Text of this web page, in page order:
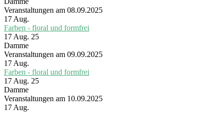
Veranstaltungen am 08.09.2025
17 Aug.
Farben - floral und formfrei
17 Aug. 25
Damme
Veranstaltungen am 09.09.2025
17 Aug.
Farben - floral und formfrei
17 Aug. 25
Damme
Veranstaltungen am 10.09.2025
17 Aug.